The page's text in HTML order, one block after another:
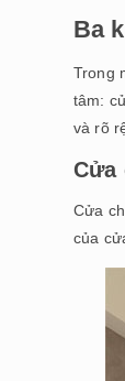
Ba
Trong
tâm:
và rõ
Cửa
Cửa
của